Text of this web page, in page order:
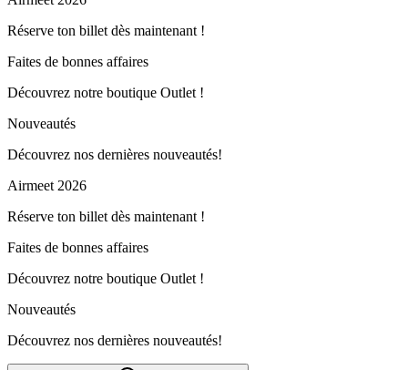
Réserve ton billet dès maintenant !
Faites de bonnes affaires
Découvrez notre boutique Outlet !
Nouveautés
Découvrez nos dernières nouveautés!
Airmeet 2026
Réserve ton billet dès maintenant !
Faites de bonnes affaires
Découvrez notre boutique Outlet !
Nouveautés
Découvrez nos dernières nouveautés!